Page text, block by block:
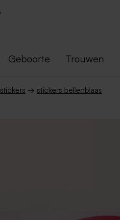
Geboorte Trouwen
stickers → stickers bellenblaas